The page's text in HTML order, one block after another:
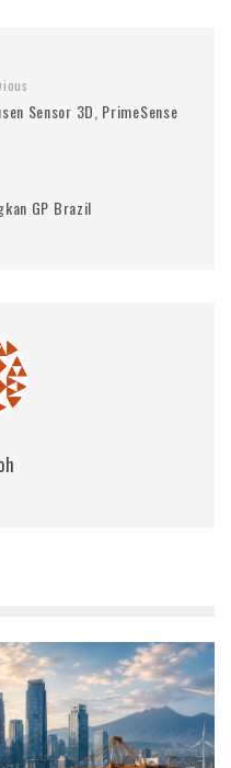
Sensor 3D, PrimeSense
GP Brazil